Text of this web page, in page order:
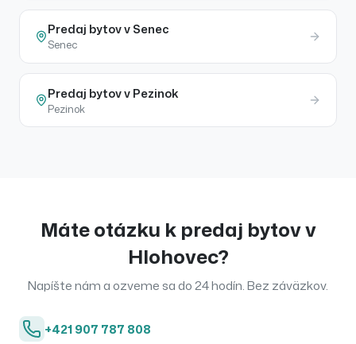
Predaj bytovvSenec
Senec
Predaj bytovvPezinok
Pezinok
Máte otázku k predaj bytovv
Hlohovec?
Napíšte nám a ozveme sa do 24 hodín. Bez záväzkov.
+421 907 787 808